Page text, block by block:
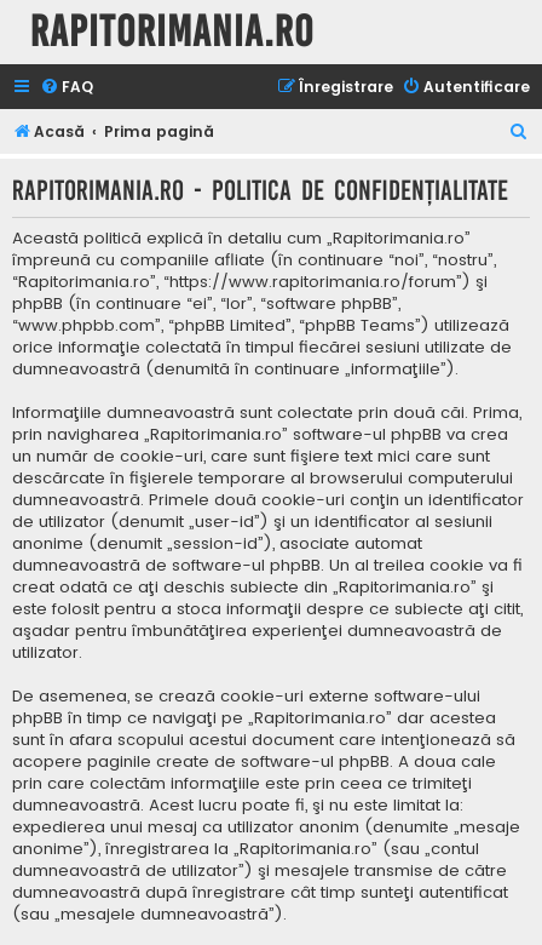
Rapitorimania.ro
FAQ Autentificare
Înregistrare
Acasă Prima pagină
t
Rapitorimania.ro - Politica de confidenţialitate
Această politică explică în detaliu cum „Rapitorimania.ro”
împreună cu companiile afliate (în continuare “noi”, “nostru”,
“Rapitorimania.ro”, “https://www.rapitorimania.ro/forum”) şi
phpBB (în continuare “ei”, “lor”, “software phpBB”,
“www.phpbb.com”, “phpBB Limited”, “phpBB Teams”) utilizează
orice informaţie colectată în timpul fiecărei sesiuni utilizate de
dumneavoastră (denumită în continuare „informaţiile”).
Informaţiile dumneavoastră sunt colectate prin două căi. Prima,
prin navigharea „Rapitorimania.ro” software-ul phpBB va crea
un număr de cookie-uri, care sunt fişiere text mici care sunt
descărcate în fişierele temporare al browserului computerului
dumneavoastră. Primele două cookie-uri conţin un identificator
de utilizator (denumit „user-id”) şi un identificator al sesiunii
anonime (denumit „session-id”), asociate automat
dumneavoastră de software-ul phpBB. Un al treilea cookie va fi
creat odată ce aţi deschis subiecte din „Rapitorimania.ro” şi
este folosit pentru a stoca informaţii despre ce subiecte aţi citit,
aşadar pentru îmbunătăţirea experienţei dumneavoastră de
utilizator.
De asemenea, se crează cookie-uri externe software-ului
phpBB în timp ce navigaţi pe „Rapitorimania.ro” dar acestea
sunt în afara scopului acestui document care intenţionează să
acopere paginile create de software-ul phpBB. A doua cale
prin care colectăm informaţiile este prin ceea ce trimiteţi
dumneavoastră. Acest lucru poate fi, şi nu este limitat la:
expedierea unui mesaj ca utilizator anonim (denumite „mesaje
anonime”), înregistrarea la „Rapitorimania.ro” (sau „contul
dumneavoastră de utilizator”) şi mesajele transmise de către
dumneavoastră după înregistrare cât timp sunteţi autentificat
(sau „mesajele dumneavoastră”).